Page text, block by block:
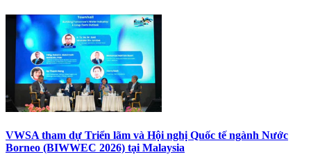
VWSA tham dự Triển lãm và Hội nghị Quốc tế ngành Nước
Borneo (BIWWEC 2026) tại Malaysia